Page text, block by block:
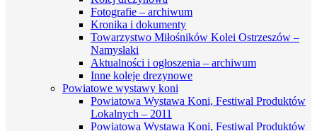
Fotografie – archiwum
Kronika i dokumenty
Towarzystwo Miłośników Kolei Ostrzeszów –
Namysłaki
Aktualności i ogłoszenia – archiwum
Inne koleje drezynowe
Powiatowe wystawy koni
Powiatowa Wystawa Koni, Festiwal Produktów
Lokalnych – 2011
Powiatowa Wystawa Koni, Festiwal Produktów